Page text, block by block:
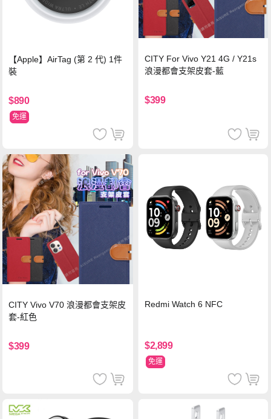
【Apple】AirTag (第 2 代) 1件
裝
$890
免運
CITY For Vivo Y21 4G / Y21s
浪漫都會支架皮套-藍
$399
CITY Vivo V70 浪漫都會支架皮
套-紅色
$399
Redmi Watch 6 NFC
$2,899
免運